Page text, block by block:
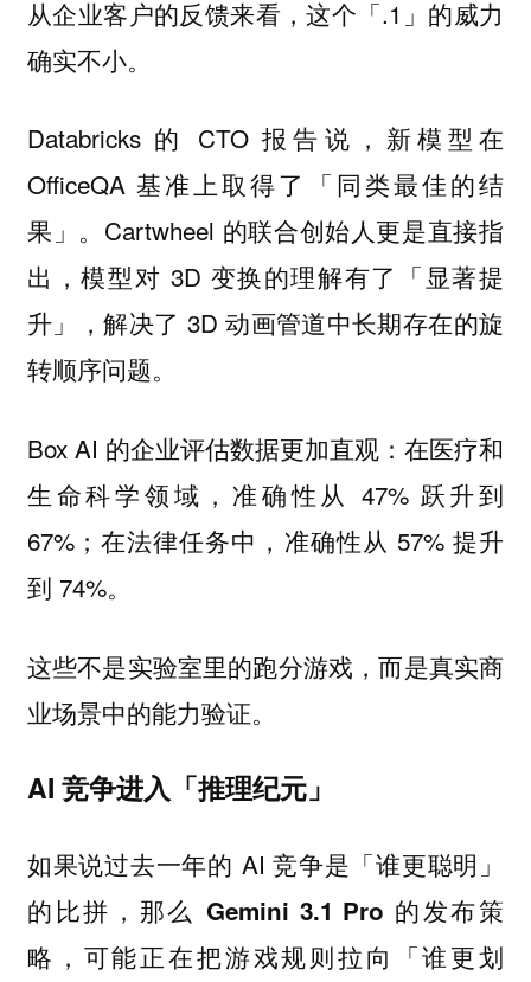
从企业客户的反馈来看，这个「.1」的威力
确实不小。
Databricks 的 CTO 报告说，新模型在
OfficeQA 基准上取得了「同类最佳的结
果」。Cartwheel 的联合创始人更是直接指
出，模型对 3D 变换的理解有了「显著提
升」，解决了 3D 动画管道中长期存在的旋
转顺序问题。
Box AI 的企业评估数据更加直观：在医疗和
生命科学领域，准确性从 47% 跃升到
67%；在法律任务中，准确性从 57% 提升
到 74%。
这些不是实验室里的跑分游戏，而是真实商
业场景中的能力验证。
AI 竞争进入「推理纪元」
如果说过去一年的 AI 竞争是「谁更聪明」
的比拼， 那么 Gemini 3.1 Pro 的发布策
略，可能正在把游戏规则拉向「谁更划